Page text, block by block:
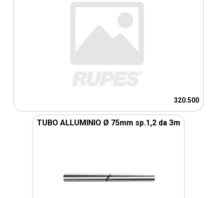
320.500
TUBO ALLUMINIO Ø 75mm sp.1,2 da 3m